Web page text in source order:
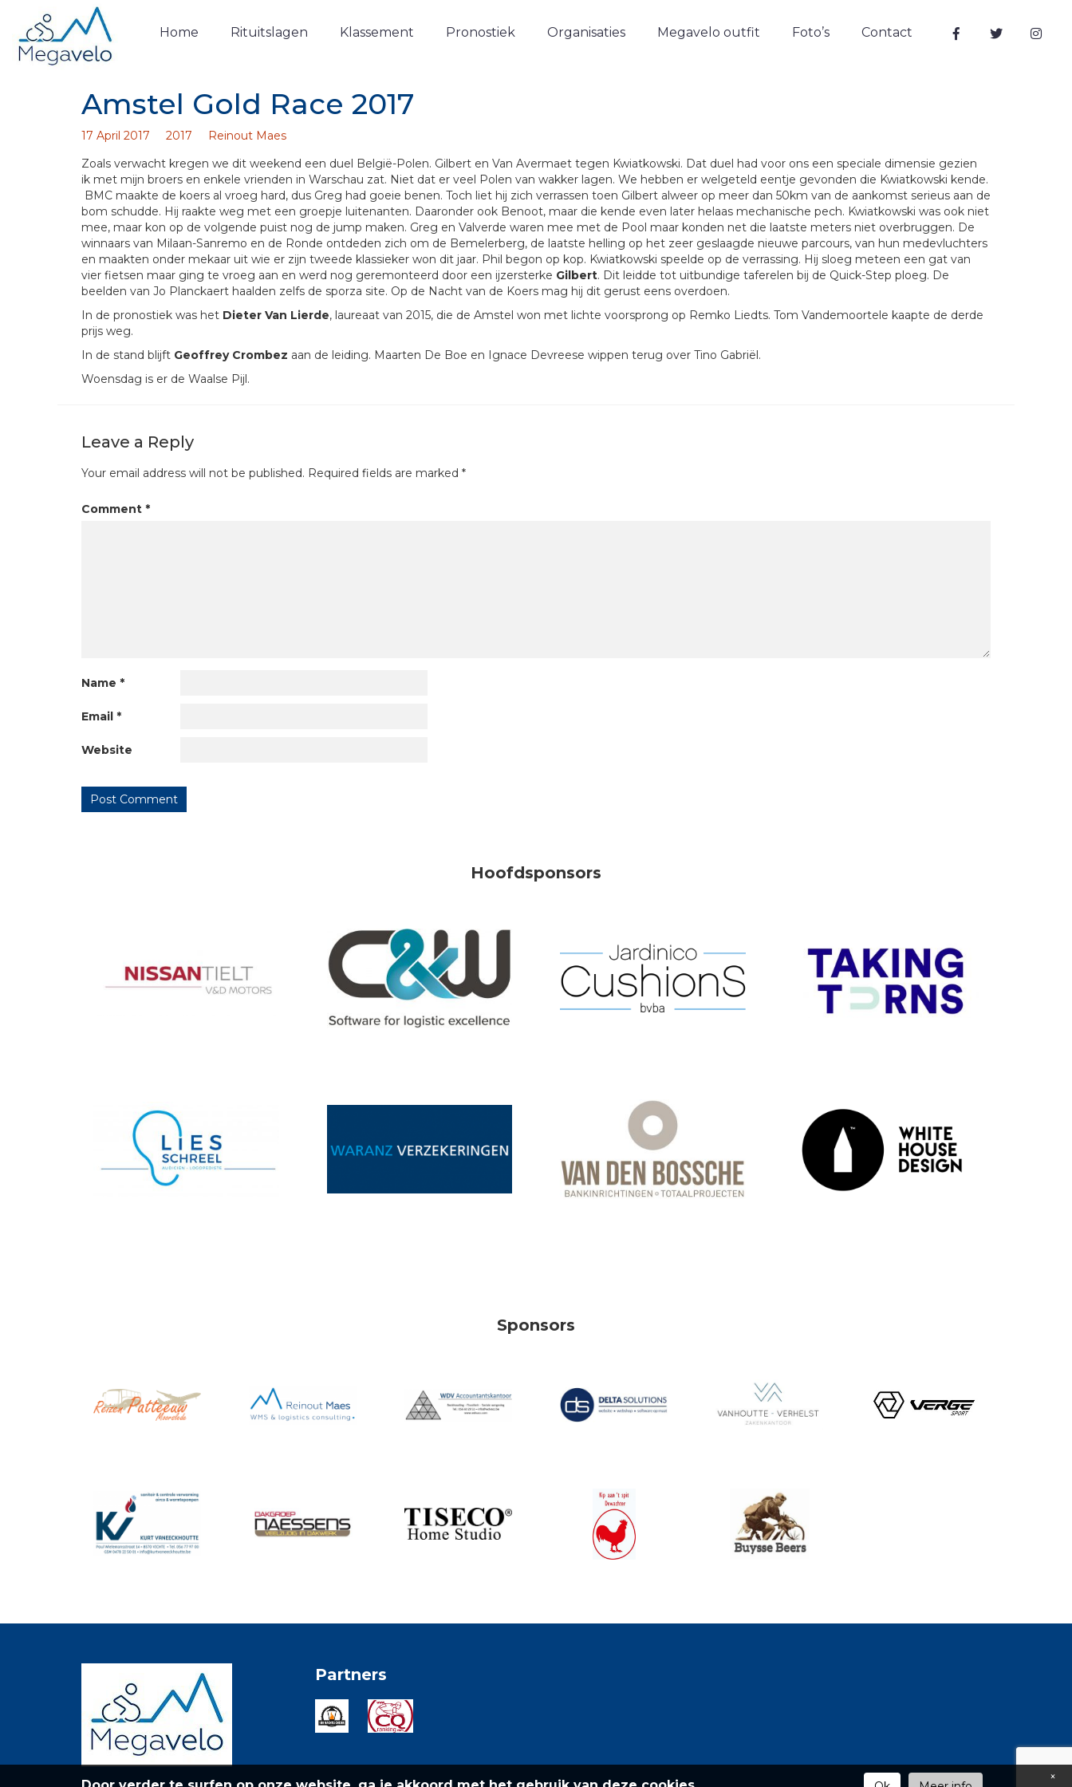
Home Rituitslagen Klassement Pronostiek Organisaties Megavelo outfit Foto’s Contact
Amstel Gold Race 2017
17 April 2017 2017
Reinout Maes
Zoals verwacht kregen we dit weekend een duel België-Polen. Gilbert en Van Avermaet tegen Kwiatkowski. Dat duel had voor ons een speciale dimensie gezien
ik met mijn broers en enkele vrienden in Warschau zat. Niet dat er veel Polen van wakker lagen. We hebben er welgeteld eentje gevonden die Kwiatkowski kende.
BMC maakte de koers al vroeg hard, dus Greg had goeie benen. Toch liet hij zich verrassen toen Gilbert alweer op meer dan 50km van de aankomst serieus aan de
bom schudde. Hij raakte weg met een groepje luitenanten. Daaronder ook Benoot, maar die kende even later helaas mechanische pech. Kwiatkowski was ook niet
mee, maar kon op de volgende puist nog de jump maken. Greg en Valverde waren mee met de Pool maar konden net die laatste meters niet overbruggen. De
winnaars van Milaan-Sanremo en de Ronde ontdeden zich om de Bemelerberg, de laatste helling op het zeer geslaagde nieuwe parcours, van hun medevluchters
en maakten onder mekaar uit wie er zijn tweede klassieker won dit jaar. Phil begon op kop. Kwiatkowski speelde op de verrassing. Hij sloeg meteen een gat van
vier fietsen maar ging te vroeg aan en werd nog geremonteerd door een ijzersterke Gilbert. Dit leidde tot uitbundige taferelen bij de Quick-Step ploeg. De
beelden van Jo Planckaert haalden zelfs de sporza site. Op de Nacht van de Koers mag hij dit gerust eens overdoen.
In de pronostiek was het Dieter Van Lierde, laureaat van 2015, die de Amstel won met lichte voorsprong op Remko Liedts. Tom Vandemoortele kaapte de derde
prijs weg.
In de stand blijft Geoffrey Crombez aan de leiding. Maarten De Boe en Ignace Devreese wippen terug over Tino Gabriël.
Woensdag is er de Waalse Pijl.
Leave a Reply
Your email address will not be published. Required fields are marked *
Comment *
Name *
Email *
Website
Hoofdsponsors
Sponsors
Partners
×